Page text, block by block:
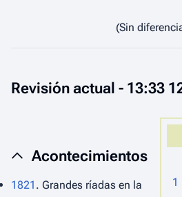
(Sin
Revisión actual - 13:33
1
Acontecimientos
1821 . Grandes ríadas en la